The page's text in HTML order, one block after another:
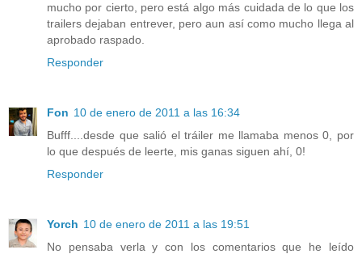
mucho por cierto, pero está algo más cuidada de lo que los
trailers dejaban entrever, pero aun así como mucho llega al
aprobado raspado.
Responder
Fon 10 de enero de 2011 a las 16:34
Bufff....desde que salió el tráiler me llamaba menos 0, por
lo que después de leerte, mis ganas siguen ahí, 0!
Responder
Yorch 10 de enero de 2011 a las 19:51
No pensaba verla y con los comentarios que he leído